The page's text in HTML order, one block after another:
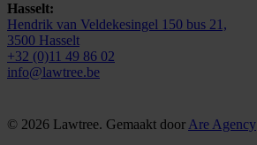
Hasselt:
Hendrik van Veldekesingel 150 bus 21,
3500 Hasselt
+32 (0)11 49 86 02
info@lawtree.be
© 2026 Lawtree. Gemaakt door Are Agency